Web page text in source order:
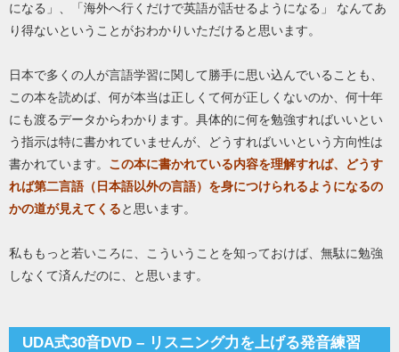
になる」、「海外へ行くだけで英語が話せるようになる」 なんてあ
り得ないということがおわかりいただけると思います。
日本で多くの人が言語学習に関して勝手に思い込んでいることも、
この本を読めば、何が本当は正しくて何が正しくないのか、何十年
にも渡るデータからわかります。具体的に何を勉強すればいいとい
う指示は特に書かれていませんが、どうすればいいという方向性は
書かれています。 この本に書かれている内容を理解すれば、どうす
れば第二言語（日本語以外の言語）を身につけられるようになるの
かの道が見えてくると思います。
私ももっと若いころに、こういうことを知っておけば、無駄に勉強
しなくて済んだのに、と思います。
UDA式30音DVD – リスニング力を上げる発音練習